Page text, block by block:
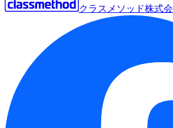
クラスメソッド株式